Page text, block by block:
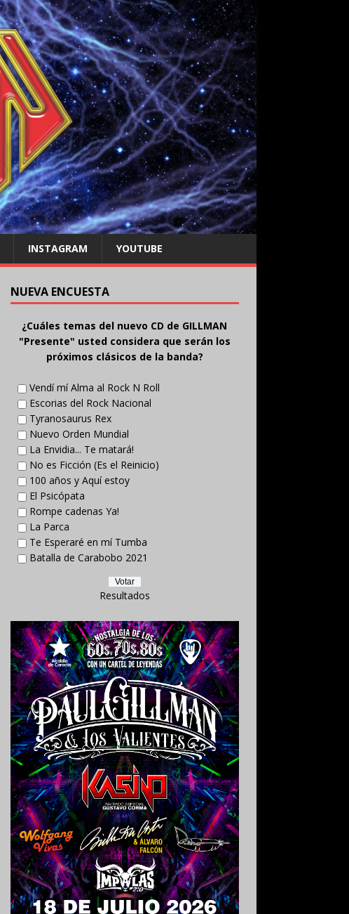
INSTAGRAM YOUTUBE
NUEVA ENCUESTA
¿Cuáles temas del nuevo CD de GILLMAN
"Presente" usted considera que serán los
próximos clásicos de la banda?
Vendí mí Alma al Rock N Roll
Escorias del Rock Nacional
Tyranosaurus Rex
Nuevo Orden Mundial
La Envidia... Te matará!
No es Ficción (Es el Reinicio)
100 años y Aquí estoy
El Psicópata
Rompe cadenas Ya!
La Parca
Te Esperaré en mí Tumba
Batalla de Carabobo 2021
Resultados